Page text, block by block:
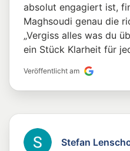
absolut engagiert ist,
Maghsoudi genau die
„Vergiss alles was du
ein Stück Klarheit für
Veröffentlicht am
Stefan